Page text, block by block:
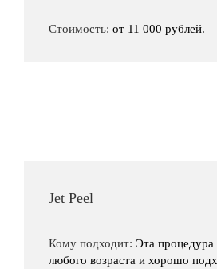
Стоимость: от 11 000 рублей.
Jet Peel
Кому подходит: Эта процедура
любого возраста и хорошо